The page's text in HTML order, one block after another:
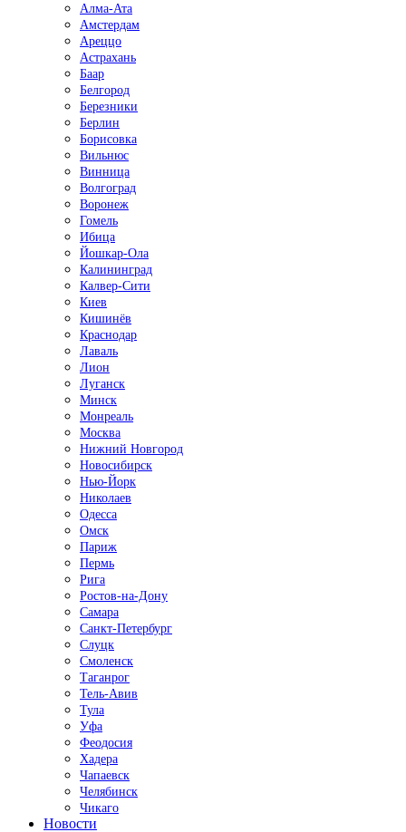
Алма-Ата
Амстердам
Ареццо
Астрахань
Баар
Белгород
Березники
Берлин
Борисовка
Вильнюс
Винница
Волгоград
Воронеж
Гомель
Ибица
Йошкар-Ола
Калининград
Калвер-Сити
Киев
Кишинёв
Краснодар
Лаваль
Лион
Луганск
Минск
Монреаль
Москва
Нижний Новгород
Новосибирск
Нью-Йорк
Николаев
Одесса
Омск
Париж
Пермь
Рига
Ростов-на-Дону
Самара
Санкт-Петербург
Слуцк
Смоленск
Таганрог
Тель-Авив
Тула
Уфа
Феодосия
Хадера
Чапаевск
Челябинск
Чикаго
Новости